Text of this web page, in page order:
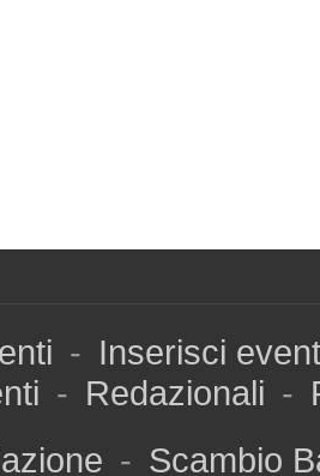
- Inserisci
- Redazionali -
- Scambio